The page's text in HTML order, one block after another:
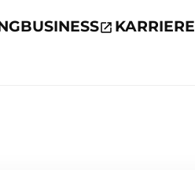
BUSINESS KARRIERE